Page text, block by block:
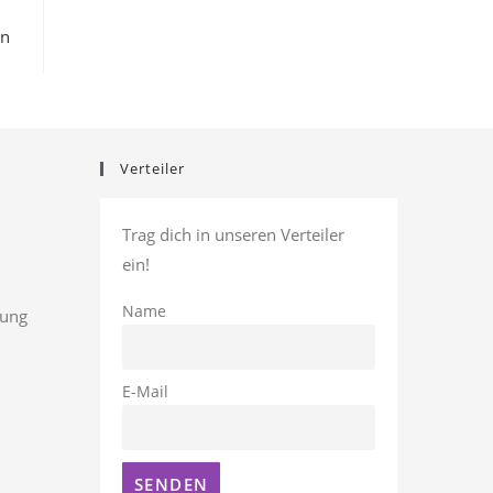
Verteiler
Trag dich in unseren Verteiler
ein!
Name
E-Mail